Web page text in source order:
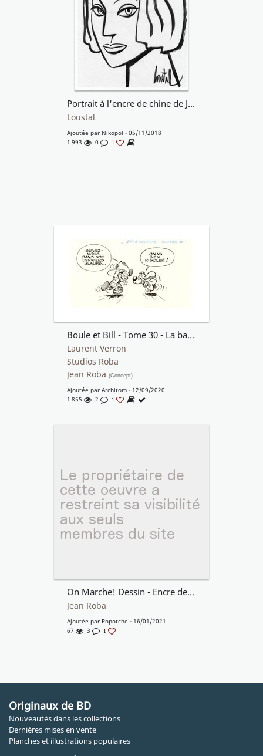
Portrait à l'encre de chine de Jacques de Loustal
Loustal
Ajoutée par Nikopol - 05/11/2018
1 993
0 1
Boule et Bill - Tome 30 - La bande à Bill - 4ème de couverture
Laurent Verron
Studios Roba
Jean Roba (Concept)
Ajoutée par Architom - 12/09/2020
1 855
2 1
On Marche! Dessin - Encre de Chine
Jean Roba
Ajoutée par Popotche - 16/01/2021
67
3 1
Originaux de BD
Nouveautés dans les collections
Dernières mises en vente
Planches et illustrations populaires